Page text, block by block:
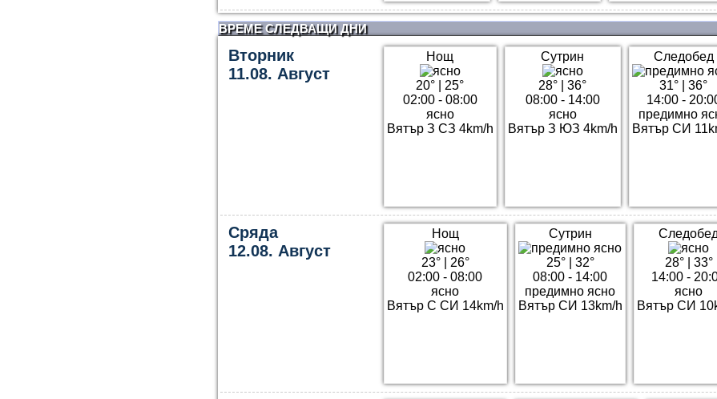
ВРЕМЕ СЛЕДВАЩИ ДНИ
Вторник
11.08. Август
Нощ
20°
25°
02:00 - 08:00
ясно
Вятър З СЗ 4km/h
Сутрин
28°
36°
08:00 - 14:00
ясно
Вятър З ЮЗ 4km/h
Следобед
31°
36°
14:00 -
предимно
Вятър СИ
Сряда
12.08. Август
Нощ
23°| 26°
02:00 - 08:00
ясно
Вятър С СИ 14km/h
Сутрин
25°| 32°
08:00 - 14:00
предимно ясно
Вятър СИ 13km/h
Следобед
28°| 33°
14:00 -
ясно
Вятър СИ